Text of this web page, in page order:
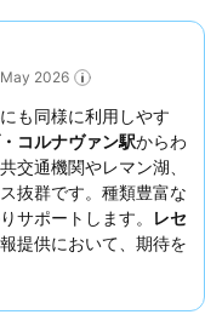
May 2026
にも同様に利用しやす
コルナヴァン駅からわ
交通機関やレマン湖、
抜群です。種類豊富な
サポートします。
レセ
提供において、期待を
メインストリートに面